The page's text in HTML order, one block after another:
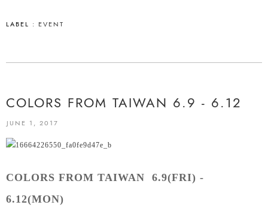
LABEL : EVENT
COLORS FROM TAIWAN 6.9 - 6.12
JUNE 1, 2017
COLORS FROM TAIWAN 6.9(FRI) -
6.12(MON)